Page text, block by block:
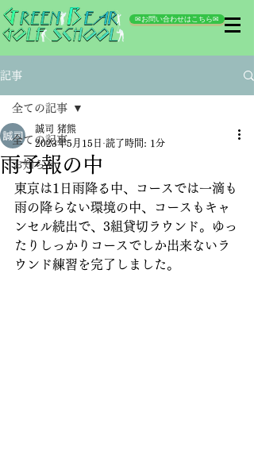
✉お問い合わせはこちら✉
記事
全ての記事
お知らせ
全ての記事
雨予報の中
誠司 猪熊
2023年5月15日 読了時間: 1分
東京は1日雨降る中、コースでは一滴も
雨の降らない環境の中、コースもキャ
ンセル続出で、3組貸切ラウンド。ゆっ
たりしっかりコースでしか出来ないラ
ウンド練習を完了しました。